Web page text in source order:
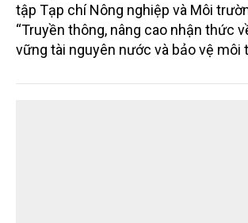
tập Tạp chí Nông nghiệp và Môi
“Truyền thông, nâng cao nhận thức
vững tài nguyên nước và bảo vệ môi
trường phối hợp với Sở Nông nghiệp